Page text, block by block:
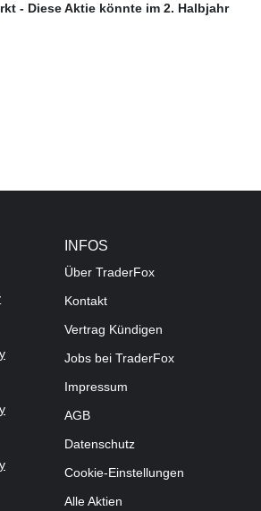
- Diese Aktie könnte im 2. Halbjahr
INFOS
Über TraderFox
Kontakt
Vertrag Kündigen
Jobs bei TraderFox
Impressum
AGB
Datenschutz
Cookie-Einstellungen
Alle Aktien